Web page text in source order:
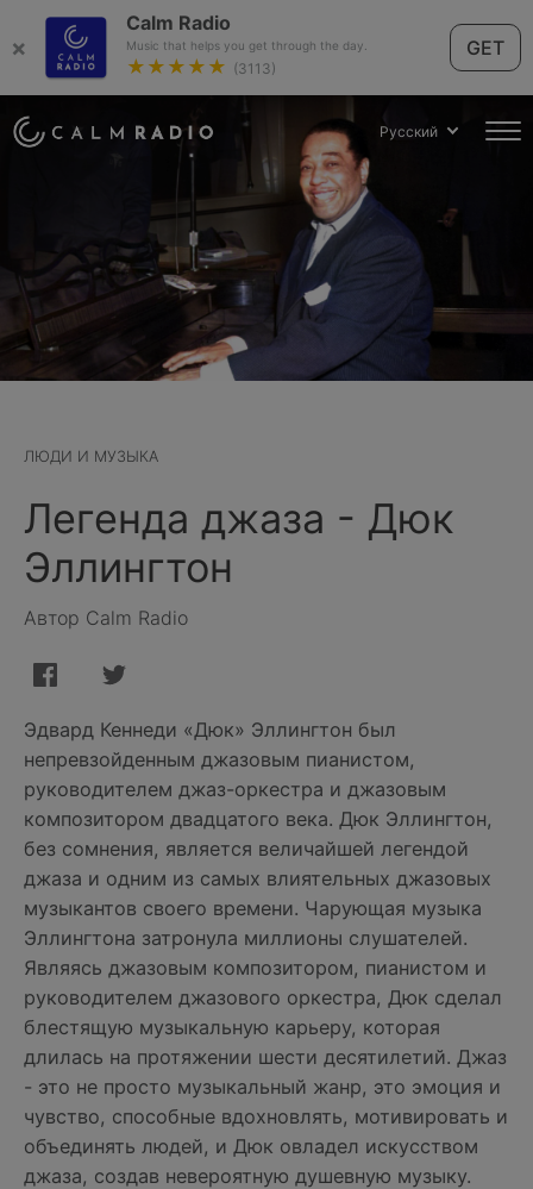
×
Calm Radio
Music that helps you get through the day.
★★★★★ (3113)
GET
Русский
ЛЮДИ И МУЗЫКА
Легенда джаза - Дюк
Эллингтон
Автор Calm Radio
Эдвард Кеннеди «Дюк» Эллингтон был
непревзойденным джазовым пианистом,
руководителем джаз-оркестра и джазовым
композитором двадцатого века. Дюк Эллингтон,
без сомнения, является величайшей легендой
джаза и одним из самых влиятельных джазовых
музыкантов своего времени. Чарующая музыка
Эллингтона затронула миллионы слушателей.
Являясь джазовым композитором, пианистом и
руководителем джазового оркестра, Дюк сделал
блестящую музыкальную карьеру, которая
длилась на протяжении шести десятилетий. Джаз
- это не просто музыкальный жанр, это эмоция и
чувство, способные вдохновлять, мотивировать и
объединять людей, и Дюк овладел искусством
джаза, создав невероятную душевную музыку.